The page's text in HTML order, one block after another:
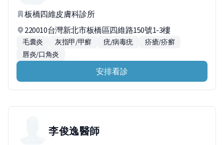
板橋四維皮膚科診所
220010台灣新北市板橋區四維路150號1-3樓
毛囊炎 灰指甲/甲癬 疣/病毒疣
疥瘡/疥癬
唇炎/口角炎
安排看診
李俊逸醫師